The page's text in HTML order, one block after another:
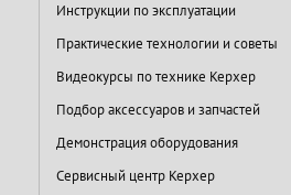
Инструкции по эксплуатации
Практические технологии и советы
Видеокурсы по технике Керхер
Подбор аксессуаров и запчастей
Демонстрация оборудования
Сервисный центр Керхер